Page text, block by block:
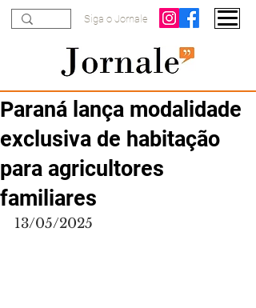
Siga o Jornale
Paraná lança modalidade
exclusiva de habitação
para agricultores
familiares
13/05/2025